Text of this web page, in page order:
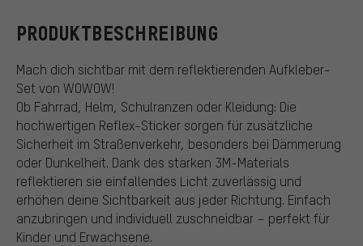
PRODUKTBESCHREIBUNG
Mach dich sichtbar mit dem reflektierenden Aufkleber-
Set von WOWOW!
Ob Fahrrad, Helm, Schulranzen oder Kleidung: Die
hochwertigen Reflex-Sticker sorgen für zusätzliche
Sicherheit im Straßenverkehr, besonders bei Dämmerung
oder Dunkelheit. Dank des starken 3M-Materials
reflektieren sie einfallendes Licht zuverlässig und
erhöhen deine Sichtbarkeit aus jeder Richtung. Einfach
anzubringen und individuell zuschneidbar – perfekt für
Kinder und Erwachsene.